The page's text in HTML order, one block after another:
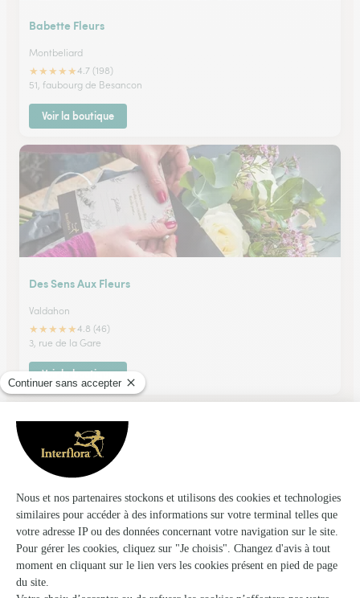
Babette Fleurs
Montbeliard
★★★★★4.7 (198)
51, faubourg de Besancon
Voir la boutique
Des Sens Aux Fleurs
Valdahon
★★★★★4.8 (46)
3, rue de la Gare
Voir la boutique
L’eglantine
Audincourt
★★